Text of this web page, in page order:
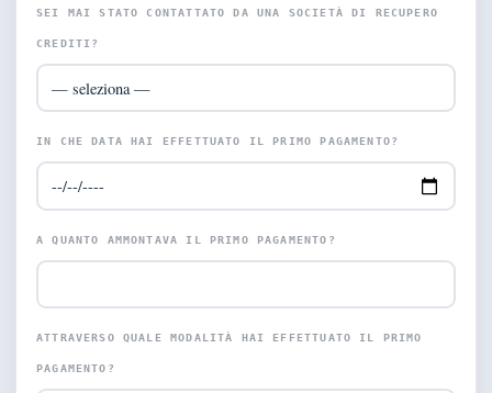
SEI MAI STATO CONTATTATO DA UNA SOCIETÀ DI RECUPERO
CREDITI?
IN CHE DATA HAI EFFETTUATO IL PRIMO PAGAMENTO?
A QUANTO AMMONTAVA IL PRIMO PAGAMENTO?
ATTRAVERSO QUALE MODALITÀ HAI EFFETTUATO IL PRIMO
PAGAMENTO?